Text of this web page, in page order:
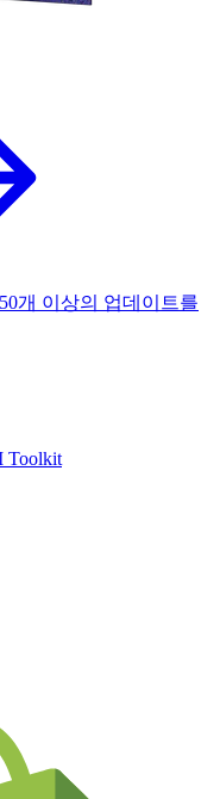
개 이상의 업데이트를
Toolkit